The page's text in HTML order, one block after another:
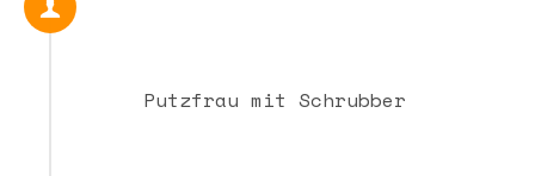
Putzfrau mit Schrubber